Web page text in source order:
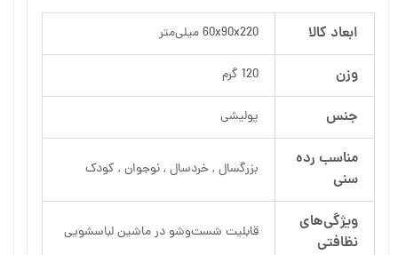
ابعاد کالا 60x90x220 میلی‌متر
وزن 120 گرم
جنس پولیشی
مناسب رده
سنی
بزرگسال , خردسال , نوجوان , کودک
ویژگی‌های
نظافتی
قابلیت شست‌وشو در ماشین لباسشویی